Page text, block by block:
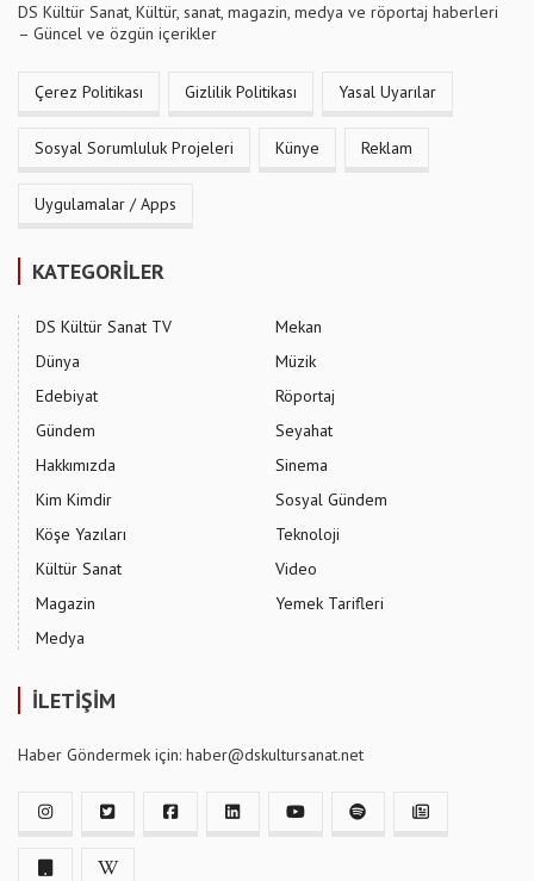
DS Kültür Sanat, Kültür, sanat, magazin, medya ve röportaj haberleri
– Güncel ve özgün içerikler
Çerez Politikası Gizlilik Politikası Yasal Uyarılar
Sosyal Sorumluluk Projeleri Künye Reklam
Uygulamalar / Apps
KATEGORİLER
DS Kültür Sanat TV
Dünya
Edebiyat
Gündem
Hakkımızda
Kim Kimdir
Köşe Yazıları
Kültür Sanat
Magazin
Medya
Mekan
Müzik
Röportaj
Seyahat
Sinema
Sosyal Gündem
Teknoloji
Video
Yemek Tarifleri
İLETİŞİM
Haber Göndermek için: haber@dskultursanat.net